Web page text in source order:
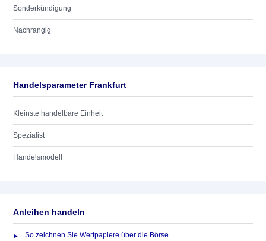
Sonderkündigung
Nachrangig
Handelsparameter Frankfurt
Kleinste handelbare Einheit
Spezialist
Handelsmodell
Anleihen handeln
So zeichnen Sie Wertpapiere über die Börse